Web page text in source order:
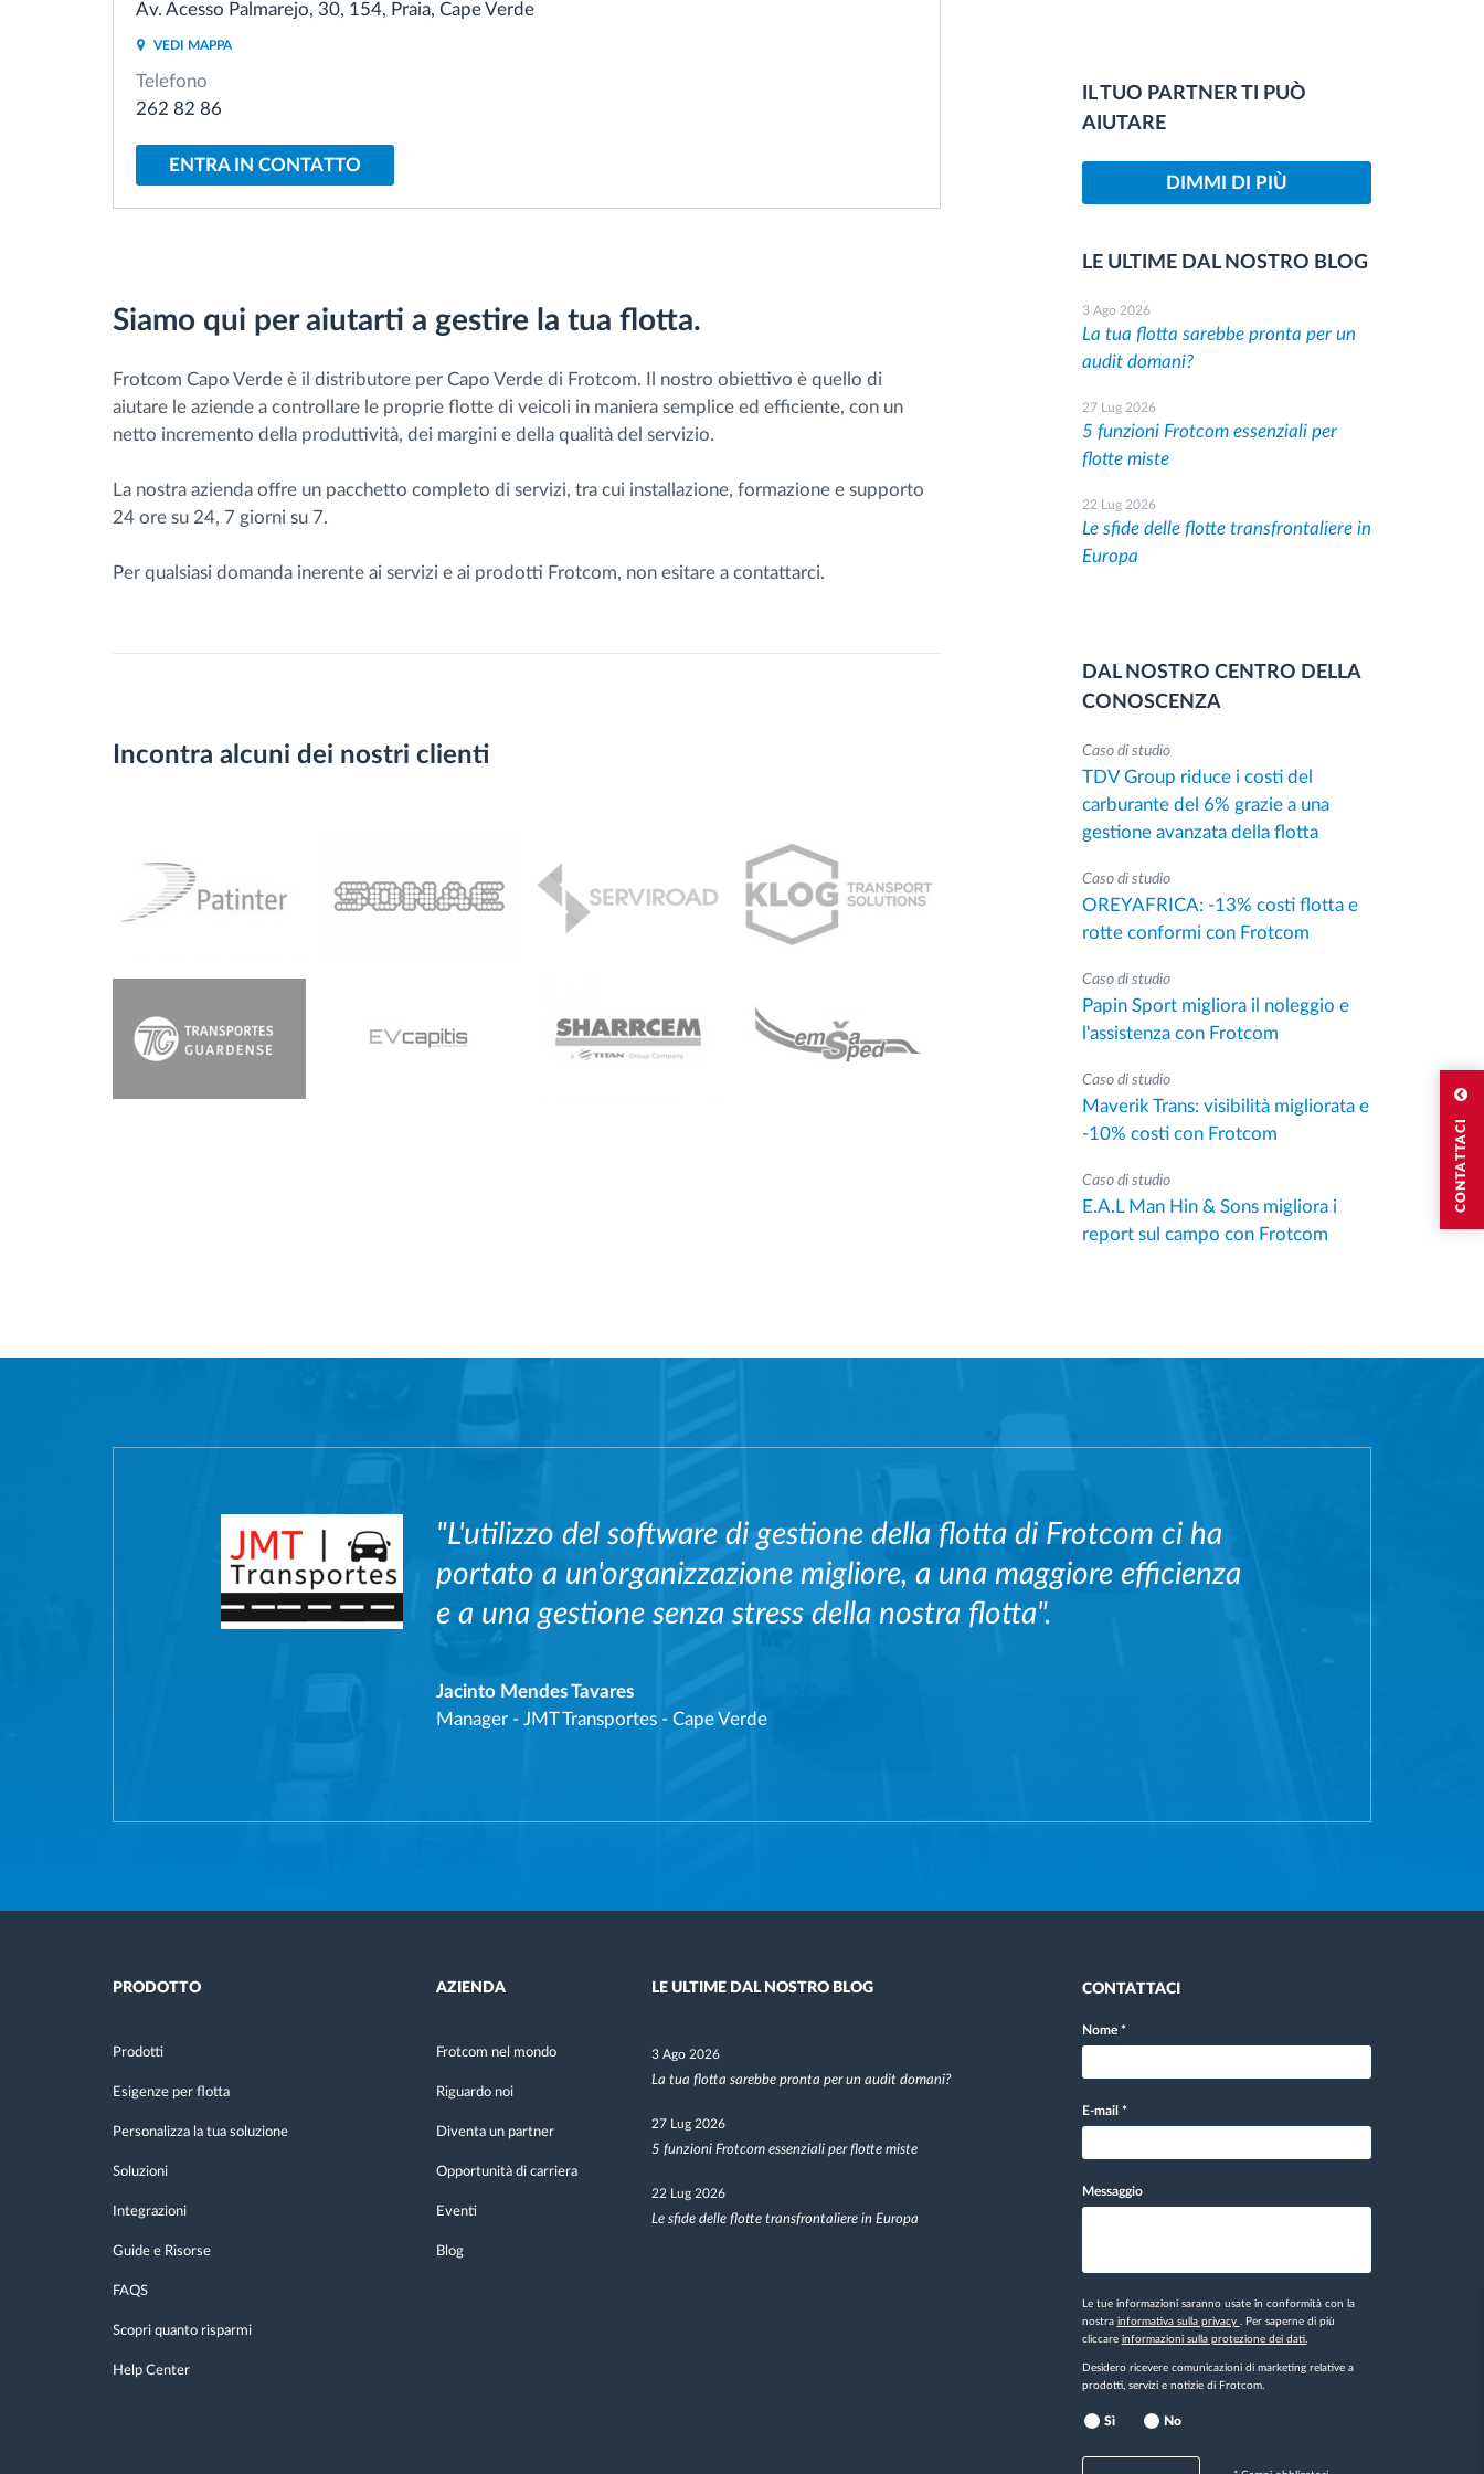
CONTATTACI
monitoraggio
Identificazione automatica del
Scopri tutte le caratteristiche
Av. Acesso Palmarejo, 30, 154, Praia, Cape Verde
VEDI MAPPA
Telefono
262 82 86
ENTRA IN CONTATTO
Siamo qui per aiutarti a gestire la tua flotta.
Frotcom Capo Verde è il distributore per Capo Verde di Frotcom. Il nostro obiettivo è quello di
aiutare le aziende a controllare le proprie flotte di veicoli in maniera semplice ed efficiente, con un
netto incremento della produttività, dei margini e della qualità del servizio.
La nostra azienda offre un pacchetto completo di servizi, tra cui installazione, formazione e supporto
24 ore su 24, 7 giorni su 7.
Per qualsiasi domanda inerente ai servizi e ai prodotti Frotcom, non esitare a contattarci.
Incontra alcuni dei nostri clienti
IL TUO PARTNER TI PUÒ
AIUTARE
DIMMI DI PIÙ
LE ULTIME DAL NOSTRO BLOG
3 Ago 2026
La tua flotta sarebbe pronta per un
audit domani?
27 Lug 2026
5 funzioni Frotcom essenziali per
flotte miste
22 Lug 2026
Le sfide delle flotte transfrontaliere in
Europa
DAL NOSTRO CENTRO DELLA
CONOSCENZA
Caso di studio
TDV Group riduce i costi del
carburante del 6% grazie a una
gestione avanzata della flotta
Caso di studio
OREYAFRICA: -13% costi flotta e
rotte conformi con Frotcom
Caso di studio
Papin Sport migliora il noleggio e
l'assistenza con Frotcom
Caso di studio
Maverik Trans: visibilità migliorata e
-10% costi con Frotcom
Caso di studio
E.A.L Man Hin & Sons migliora i
report sul campo con Frotcom
"L'utilizzo del software di gestione della flotta di Frotcom ci ha
portato a un'organizzazione migliore, a una maggiore efficienza
e a una gestione senza stress della nostra flotta".
Jacinto Mendes Tavares
Manager - JMT Transportes - Cape Verde
PRODOTTO
Prodotti
Esigenze per flotta
Personalizza la tua soluzione
Soluzioni
Integrazioni
Guide e Risorse
FAQS
Scopri quanto risparmi
Help Center
AZIENDA
Frotcom nel mondo
Riguardo noi
Diventa un partner
Opportunità di carriera
Eventi
Blog
LE ULTIME DAL NOSTRO BLOG
3 Ago 2026
La tua flotta sarebbe pronta per un audit domani?
27 Lug 2026
5 funzioni Frotcom essenziali per flotte miste
22 Lug 2026
Le sfide delle flotte transfrontaliere in Europa
CONTATTACI
Nome *
E-mail *
Messaggio
Le tue informazioni saranno usate in conformità con la
nostra informativa sulla privacy . Per saperne di più
cliccare informazioni sulla protezione dei dati.
Desidero ricevere comunicazioni di marketing relative a
prodotti, servizi e notizie di Frotcom.
Sì No